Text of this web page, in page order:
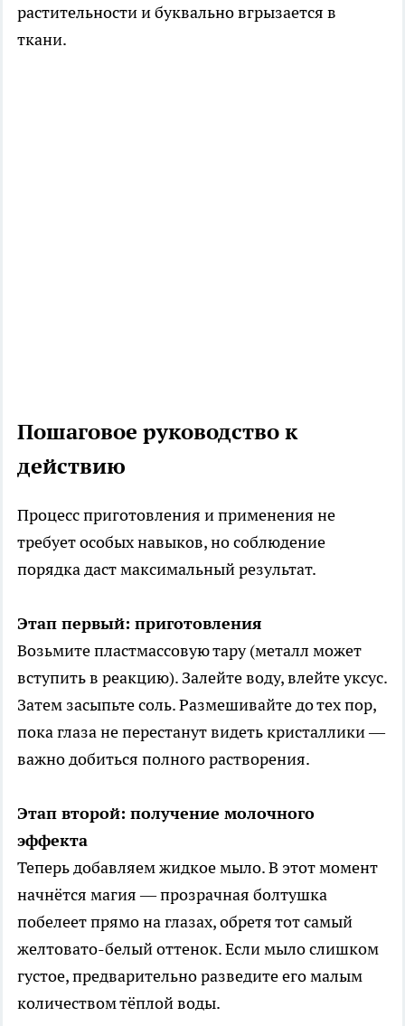
растительности и буквально вгрызается в
ткани.
Пошаговое руководство к
действию
Процесс приготовления и применения не
требует особых навыков, но соблюдение
порядка даст максимальный результат.
Этап первый: приготовления
Возьмите пластмассовую тару (металл может
вступить в реакцию). Залейте воду, влейте уксус.
Затем засыпьте соль. Размешивайте до тех пор,
пока глаза не перестанут видеть кристаллики —
важно добиться полного растворения.
Этап второй: получение молочного
эффекта
Теперь добавляем жидкое мыло. В этот момент
начнётся магия — прозрачная болтушка
побелеет прямо на глазах, обретя тот самый
желтовато-белый оттенок. Если мыло слишком
густое, предварительно разведите его малым
количеством тёплой воды.